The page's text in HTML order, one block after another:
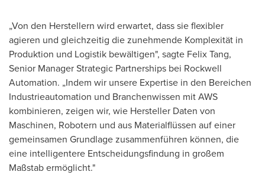
„Von den Herstellern wird erwartet, dass sie flexibler
agieren und gleichzeitig die zunehmende Komplexität in
Produktion und Logistik bewältigen", sagte Felix Tang,
Senior Manager Strategic Partnerships bei Rockwell
Automation. „Indem wir unsere Expertise in den Bereichen
Industrieautomation und Branchenwissen mit AWS
kombinieren, zeigen wir, wie Hersteller Daten von
Maschinen, Robotern und aus Materialflüssen auf einer
gemeinsamen Grundlage zusammenführen können, die
eine intelligentere Entscheidungsfindung in großem
Maßstab ermöglicht."